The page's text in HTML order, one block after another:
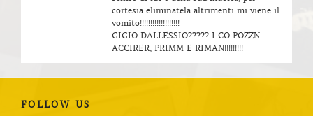
cortesia eliminatela altrimenti mi viene il
vomito!!!!!!!!!!!!!!!!!!!
GIGIO DALLESSIO????? I CO POZZN
ACCIRER, PRIMM E RIMAN!!!!!!!!!
FOLLOW US